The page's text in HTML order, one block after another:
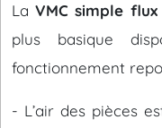
LaVMC simple flux
plus basique
fonctionnement
- L’air des pièces